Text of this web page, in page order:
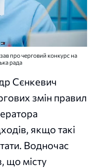
про черговий конкурс на
рада
Сєнкевич
змін правил
якщо такі
Водночас
що місту